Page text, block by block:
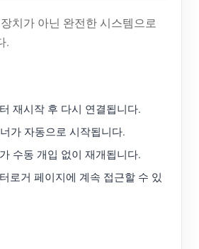
치가 아닌 완전한 시스템으로
.
재시작 후 다시 연결됩니다.
가 자동으로 시작됩니다.
수동 개입 없이 재개됩니다.
로거 페이지에 계속 접근할 수 있